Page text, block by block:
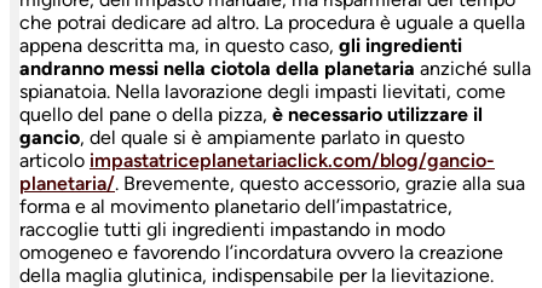
che potrai dedicare ad altro. La procedura è uguale a quella
appena descritta ma, in questo caso, gli ingredienti
andranno messi nella ciotola della planetaria anziché sulla
spianatoia. Nella lavorazione degli impasti lievitati, come
quello del pane o della pizza, è necessario utilizzare il
gancio, del quale si è ampiamente parlato in questo
articolo impastatriceplanetariaclick.com/blog/gancio-
planetaria/. Brevemente, questo accessorio, grazie alla sua
forma e al movimento planetario dell’impastatrice,
raccoglie tutti gli ingredienti impastando in modo
omogeneo e favorendo l’incordatura ovvero la creazione
della maglia glutinica, indispensabile per la lievitazione.